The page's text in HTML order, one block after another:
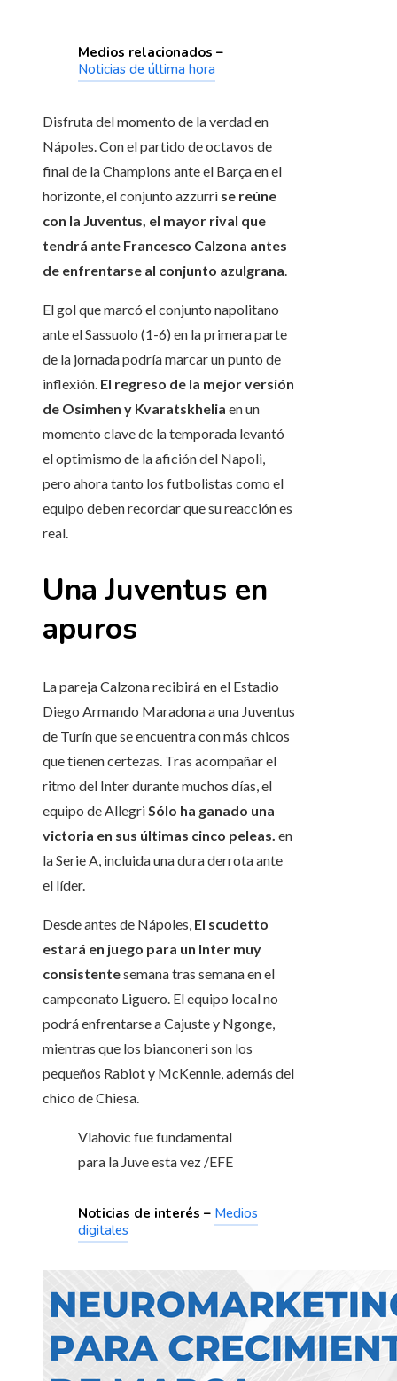
Medios relacionados –
Noticias de última hora
Disfruta del momento de la verdad en
Nápoles. Con el partido de octavos de
final de la Champions ante el Barça en el
horizonte, el conjunto azzurri se reúne
con la Juventus, el mayor rival que
tendrá ante Francesco Calzona antes
de enfrentarse al conjunto azulgrana.
El gol que marcó el conjunto napolitano
ante el Sassuolo (1-6) en la primera parte
de la jornada podría marcar un punto de
inflexión. El regreso de la mejor versión
de Osimhen y Kvaratskhelia en un
momento clave de la temporada levantó
el optimismo de la afición del Napoli,
pero ahora tanto los futbolistas como el
equipo deben recordar que su reacción es
real.
Una Juventus en
apuros
La pareja Calzona recibirá en el Estadio
Diego Armando Maradona a una Juventus
de Turín que se encuentra con más chicos
que tienen certezas. Tras acompañar el
ritmo del Inter durante muchos días, el
equipo de Allegri Sólo ha ganado una
victoria en sus últimas cinco peleas. en
la Serie A, incluida una dura derrota ante
el líder.
Desde antes de Nápoles, El scudetto
estará en juego para un Inter muy
consistentesemana tras semana en el
campeonato Liguero. El equipo local no
podrá enfrentarse a Cajuste y Ngonge,
mientras que los bianconeri son los
pequeños Rabiot y McKennie, además del
chico de Chiesa.
Vlahovic fue fundamental
para la Juve esta vez /EFE
Noticias de interés – Medios
digitales